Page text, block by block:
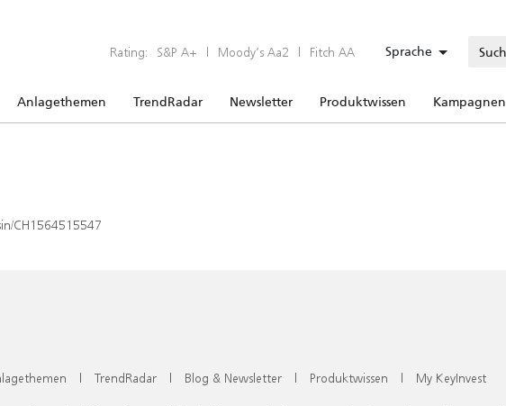
Rating: S&P A+ | Moody’s Aa2 | Fitch AA Sprache
Anlagethemen TrendRadar Newsletter Produktwissen Kampagnen
CH1564515547
| TrendRadar | Blog & Newsletter | Produktwissen | My KeyInvest